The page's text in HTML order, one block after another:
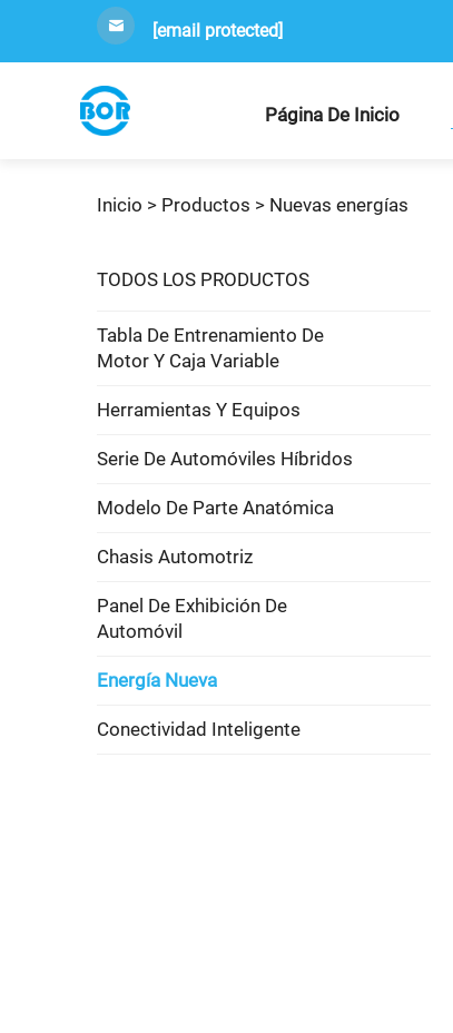
[email protected]
Página De Inicio
Inicio > Productos > Nuevas energías
TODOS LOS PRODUCTOS
Tabla De Entrenamiento De
Motor Y Caja Variable
Herramientas Y Equipos
Serie De Automóviles Híbridos
Modelo De Parte Anatómica
Chasis Automotriz
Panel De Exhibición De
Automóvil
Energía Nueva
Conectividad Inteligente